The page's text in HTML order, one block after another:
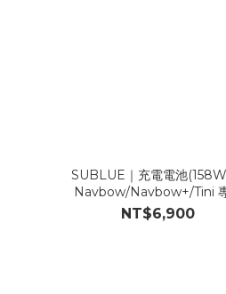
SUBLUE｜充電電池
Navbow/Navbow+/Tini
NT$6,900